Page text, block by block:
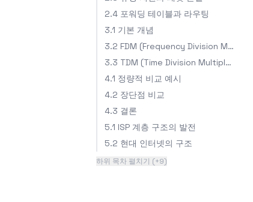
2.4 포워딩 테이블과 라우팅
3.1 기본 개념
3.2 FDM (Frequency Division Multiplexing)
3.3 TDM (Time Division Multiplexing)
4.1 정량적 비교 예시
4.2 장단점 비교
4.3 결론
5.1 ISP 계층 구조의 발전
5.2 현대 인터넷의 구조
하위 목차 펼치기 (+9)